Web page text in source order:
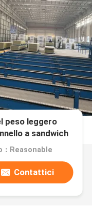
peso leggero
a sandwich
：Reasonable
Contattici